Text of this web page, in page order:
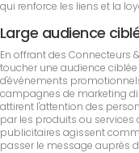
qui renforce les liens et la
Large audience
En offrant des Connecteurs
toucher une audience
d'événements
campagnes de marketing
attirent l'attention des
par les produits ou services
publicitaires agissent
passer le message auprès